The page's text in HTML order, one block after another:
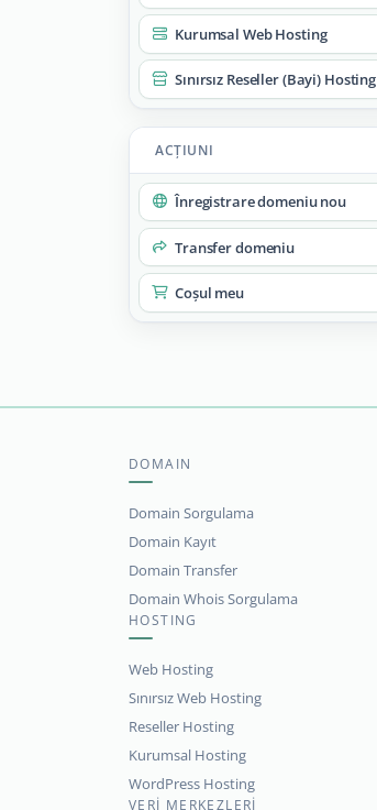
Kurumsal Web Hosting
Sınırsız Reseller (Bayi) Hosting
ACȚIUNI
Înregistrare domeniu nou
Transfer domeniu
Coșul meu
DOMAIN
Domain Sorgulama
Domain Kayıt
Domain Transfer
Domain Whois Sorgulama
HOSTING
Web Hosting
Sınırsız Web Hosting
Reseller Hosting
Kurumsal Hosting
WordPress Hosting
VERİ MERKEZLERİ